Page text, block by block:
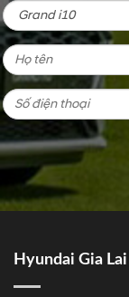
Hyundai Gia Lai